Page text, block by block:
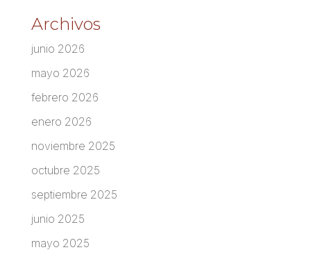
Archivos
junio 2026
mayo 2026
febrero 2026
enero 2026
noviembre 2025
octubre 2025
septiembre 2025
junio 2025
mayo 2025